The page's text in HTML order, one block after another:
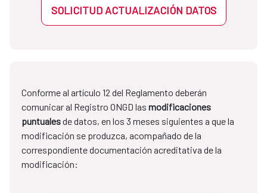
SOLICITUD ACTUALIZACIÓN DATOS
Conforme al artículo 12 del Reglamento deberán
comunicar al Registro ONGD las modificaciones
puntualesde datos, en los 3 meses siguientes a que la
modificación se produzca, acompañado de la
correspondiente documentación acreditativa de la
modificación: